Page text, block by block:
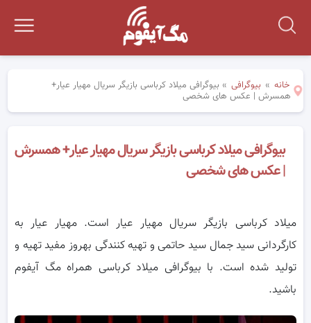
خانه » بیوگرافی » بیوگرافی میلاد کرباسی بازیگر سریال مهیار عیار+
همسرش | عکس های شخصی
بیوگرافی میلاد کرباسی بازیگر سریال مهیار عیار+ همسرش
| عکس های شخصی
میلاد کرباسی بازیگر سریال مهیار عیار است. مهیار عیار به
کارگردانی سید جمال سید حاتمی و تهیه کنندگی بهروز مفید تهیه و
تولید شده است. با بیوگرافی میلاد کرباسی همراه مگ آیفوم
باشید.